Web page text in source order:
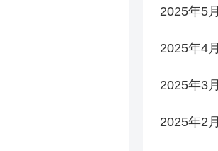
2025年5月
2025年4月
2025年3月
2025年2月